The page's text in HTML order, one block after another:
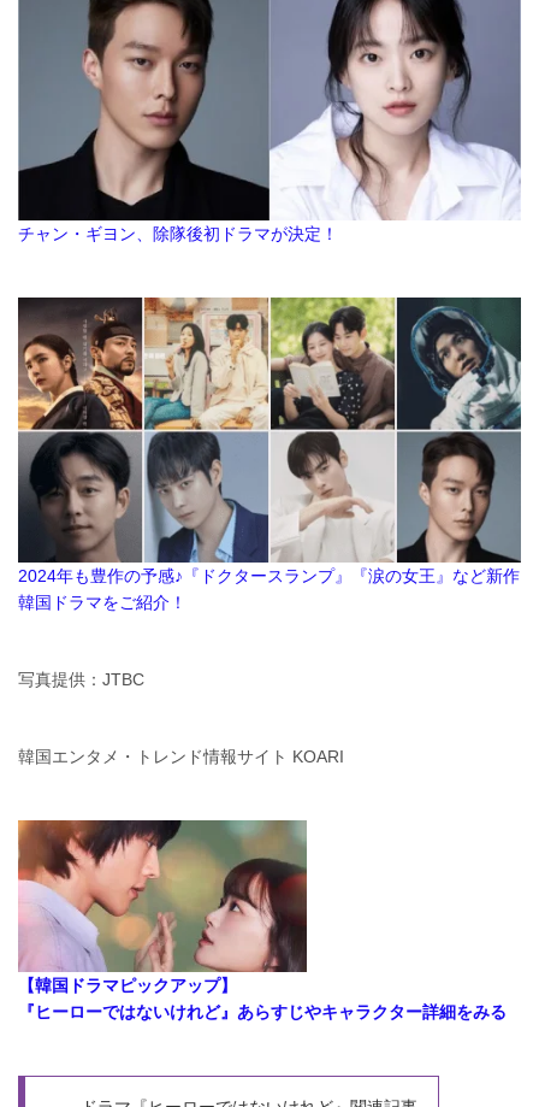
チャン・ギヨン、除隊後初ドラマが決定！
2024年も豊作の予感♪『ドクタースランプ』『涙の女王』など新作
韓国ドラマをご紹介！
写真提供：JTBC
韓国エンタメ・トレンド情報サイト KOARI
【韓国ドラマピックアップ】
『ヒーローではないけれど』あらすじやキャラクター詳細をみる